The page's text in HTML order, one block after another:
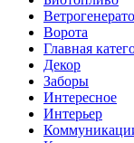
Ворота
Главная
Декор
Заборы
Интересное
Интерьер